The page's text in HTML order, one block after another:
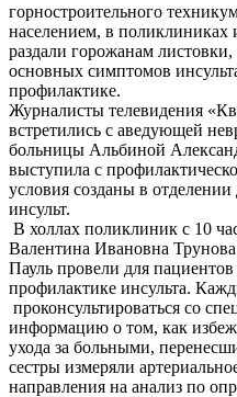
горностроительного
населением, в поликлиниках
раздали горожанам
основных симптомов
профилактике.
Журналисты телевидения
встретились с аведующей
больницы Альбиной
выступила с
условия созданы в
инсульт.
В холлах поликлиник с 10
Валентина Ивановна
Пауль провели для
профилактике инсульта.
проконсультироваться со
информацию о том, как
ухода за больными,
сестры измеряли
направления на анализ по